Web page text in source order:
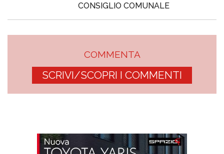
CONSIGLIO COMUNALE
COMMENTA
SCRIVI/SCOPRI I COMMENTI